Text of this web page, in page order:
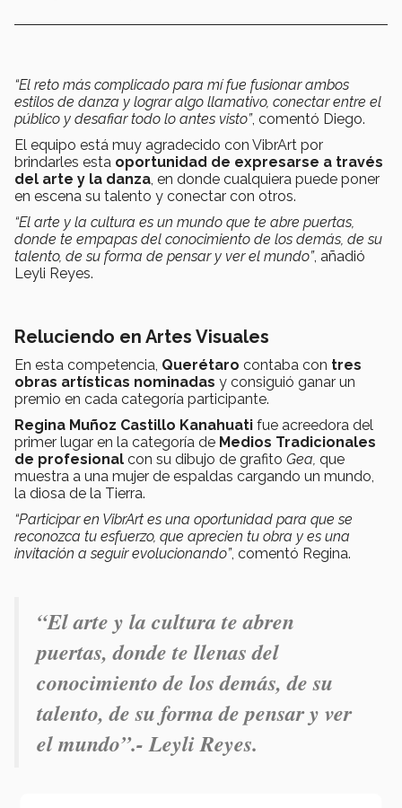
“El reto más complicado para mí fue fusionar ambos
estilos de danza y lograr algo llamativo, conectar entre el
público y desafiar todo lo antes visto”, comentó Diego.
El equipo está muy agradecido con VibrArt por
brindarles esta oportunidad de expresarse a través
del arte y la danza , en donde cualquiera puede poner
en escena su talento y conectar con otros.
“El arte y la cultura es un mundo que te abre puertas,
donde te empapas del conocimiento de los demás, de su
talento, de su forma de pensar y ver el mundo”, añadió
Leyli Reyes.
Reluciendo en Artes Visuales
En esta competencia, Querétaro contaba con tres
obras artísticas nominadas y consiguió ganar un
premio en cada categoría participante.
Regina Muñoz Castillo Kanahuati fue acreedora del
primer lugar en la categoría de Medios Tradicionales
de profesional con su dibujo de grafito Gea, que
muestra a una mujer de espaldas cargando un mundo,
la diosa de la Tierra.
“Participar en VibrArt es una oportunidad para que se
reconozca tu esfuerzo, que aprecien tu obra y es una
invitación a seguir evolucionando”, comentó Regina.
“El arte y la cultura te abren
puertas, donde te llenas del
conocimiento de los demás, de su
talento, de su forma de pensar y ver
el mundo”.- Leyli Reyes.